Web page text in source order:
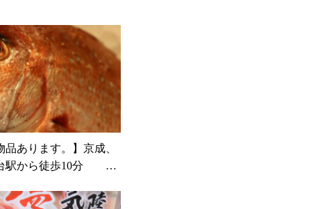
品あります。】京成、
駅から徒歩10分 八
山粋